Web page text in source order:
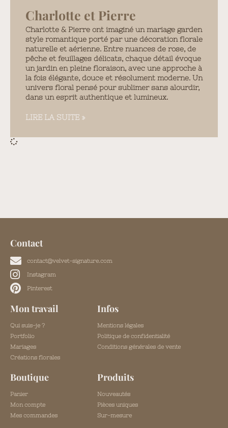
Charlotte et Pierre
Charlotte & Pierre ont imaginé un mariage garden
style romantique porté par une décoration florale
naturelle et aérienne. Entre nuances de rose, de
pêche et feuillages délicats, chaque détail évoque
un jardin en pleine floraison, avec une approche à
la fois élégante, douce et résolument moderne. Un
univers floral pensé pour sublimer sans alourdir,
dans un esprit authentique et lumineux.
LIRE LA SUITE »
Produits
Nouveautés
Pièces uniques
Sur-mesure
Boutique
Panier
Mon compte
Mes commandes
Infos
Mentions légales
Politique de confidentialité
Conditions générales de vente
Mon travail
Qui suis-je ?
Portfolio
Mariages
Créations florales
Contact
contact@velvet-signature.com
Instagram
Pinterest